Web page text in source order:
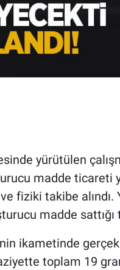
yürütülen
madde ticareti
fiziki takibe alındı.
madde
ikametinde
toplam 19